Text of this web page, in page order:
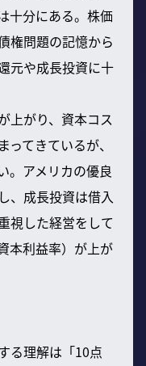
十分にある。株価
権問題の記憶から
元や成長投資に十
上がり、資本コス
てきているが、
。アメリカの優良
、成長投資は借入
視した経営をして
本利益率）が上が
る理解は「10点